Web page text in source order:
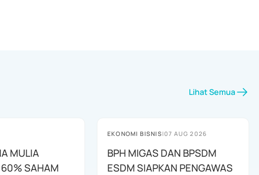
Lihat Semua
MULIA
SAHAM
EKONOMI BISNIS|07 AUG 2026
BPH MIGAS DAN BPSDM
ESDM SIAPKAN PENGAWAS